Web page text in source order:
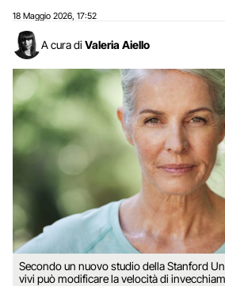
18 Maggio 2026 17:52
A cura di Valeria Aiello
Secondo un nuovo studio della Stanford
vivi può modificare la velocità di